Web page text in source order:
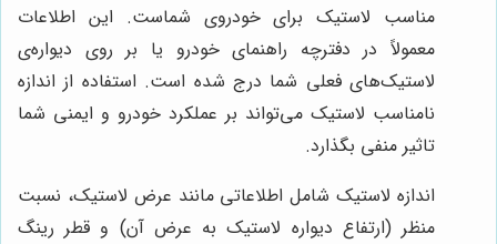
مناسب لاستیک برای خودروی شماست. این اطلاعات
معمولاً در دفترچه راهنمای خودرو یا بر روی دیواره‌ی
لاستیک‌های فعلی شما درج شده است. استفاده از اندازه
نامناسب لاستیک می‌تواند بر عملکرد خودرو و ایمنی شما
تاثیر منفی بگذارد.
اندازه لاستیک شامل اطلاعاتی مانند عرض لاستیک، نسبت
منظر (ارتفاع دیواره لاستیک به عرض آن) و قطر رینگ